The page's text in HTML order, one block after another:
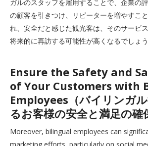
ガルのスタッフを雇用することで、企業の
の顧客を引きつけ、リピーターを増やすこ
れ、安全だと感じた観光客は、そのサービ
将来的に再訪する可能性が高くなるでしょう
Ensure the Safety and
of Your Customers with
Employees（バイリンガ
るお客様の安全と満足の確
Moreover, bilingual employees can